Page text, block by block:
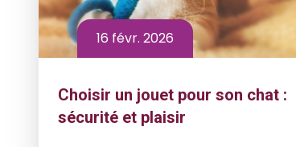
16 févr. 2026
Choisir un jouet pour son chat :
sécurité et plaisir